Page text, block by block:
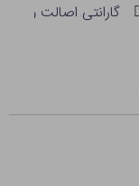
گارانتی اصالت و